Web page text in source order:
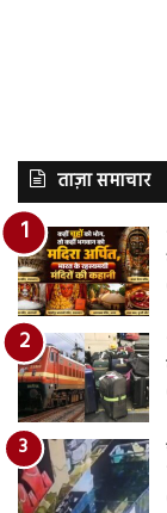
ताज़ा समाचार